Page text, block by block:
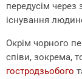
передусім
існування
Окрім чорного
співи, зокрема,
гостродзьобого